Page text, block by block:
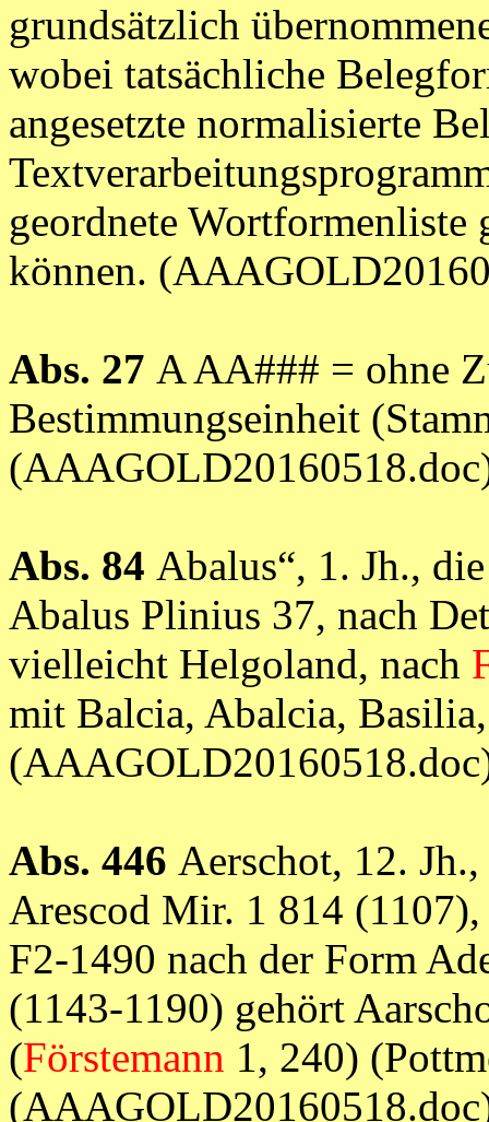
grundsätzlich
wobei tatsächliche
angesetzte normalisierte
geordnete Wortformenliste
können.
Abs. 27 A AA### = ohne
Bestimmungseinheit
Abs. 84 Abalus“, 1. Jh.,
Abalus Plinius 37, nach
vielleicht Helgoland, nach
mit Balcia, Abalcia,
Abs. 446 Aerschot, 12.
Arescod Mir. 1 814
F2-1490 nach der Form
(1143-1190) gehört
(Förstemann 1, 240)